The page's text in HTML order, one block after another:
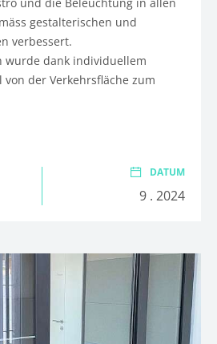
gestalterischen und
verbessert.
wurde dank individuellem
der Verkehrsfläche zum
DATUM
9 . 2024